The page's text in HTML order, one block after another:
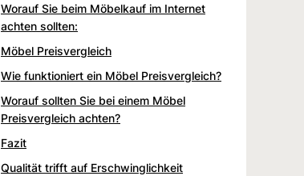
Worauf Sie beim Möbelkauf im Internet
achten sollten:
Möbel Preisvergleich
Wie funktioniert ein Möbel Preisvergleich?
Worauf sollten Sie bei einem Möbel
Preisvergleich achten?
Fazit
Qualität trifft auf Erschwinglichkeit